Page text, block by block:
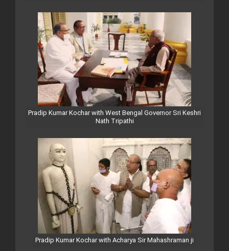
Pradip Kumar Kochar with West Bengal Governor Sri Keshri
Nath Tripathi
Pradip Kumar Kochar with Acharya Sir Mahashraman ji